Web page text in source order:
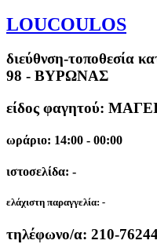
LOUCOULOS
διεύθνση-τοποθεσία
98 - ΒΥΡΩΝΑΣ
είδος φαγητού:
ωράριο: 14:00 - 00:00
ιστοσελίδα: -
ελάχιστη παραγγελία: -
τηλέφωνο/α: 210-